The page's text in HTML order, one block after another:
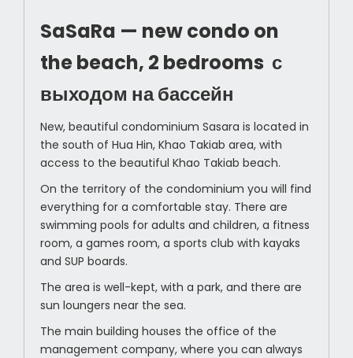
SaSaRa — new condo on
the beach, 2 bedrooms с
выходом на бассейн
New, beautiful condominium Sasara is located in
the south of Hua Hin, Khao Takiab area, with
access to the beautiful Khao Takiab beach.
On the territory of the condominium you will find
everything for a comfortable stay. There are
swimming pools for adults and children, a fitness
room, a games room, a sports club with kayaks
and SUP boards.
The area is well-kept, with a park, and there are
sun loungers near the sea.
The main building houses the office of the
management company, where you can always